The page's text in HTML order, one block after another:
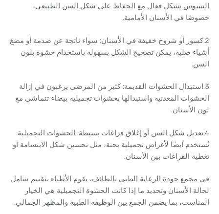
التسوس بشكل فعال مع الحفاظ على شكل السن الطبيعي،
خصوصًا في الأسنان الأمامية.
2.كسور أو شروخ خفيفة في الأسنان: سواء ناتجة عن صدمة أو مضغ
أشياء صلبة، يمكن تصحيح الشكل بسهولة باستخدام حشوة بلون
السن.
3.استبدال الحشوات القديمة: كثير من المرضى يرغبون في إزالة
الحشوات المعدنية واستبدالها بحشوات تجميلية بيضاء تتماشى مع
لون الأسنان.
4.تعديل شكل السن أو إغلاق فراغات بسيطة: الحشوات التجميلية
تُستخدم أيضًا لأغراض تجميلية بحتة، مثل تحسين شكل الابتسامة أو
تغطية الفراغات بين الأسنان.
في مجمع جودة الرعاية الطبي بالطائف، يقوم الأطباء بتقييم شامل
لحالة الأسنان وتحديد ما إذا كانت الحشوة التجميلية هي الخيار
المناسب، بما يضمن الجمع بين الوظيفة الطبية والمظهر الجمالي.